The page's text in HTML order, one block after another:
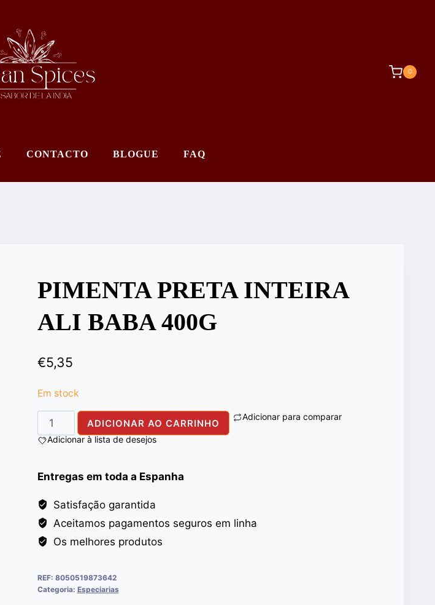
0
CONTACTO BLOGUE FAQ
PIMENTA PRETA INTEIRA
ALI BABA 400G
€5,35
Em stock
Quantidade
de
WHOLE
ALI
BABA
400G
ADICIONAR AO CARRINHO
Adicionar para comparar
Adicionar à lista de desejos
Entregas em toda a Espanha
Satisfação garantida
Aceitamos pagamentos seguros em linha
Os melhores produtos
REF: 8050519873642
Categoria: Especiarias